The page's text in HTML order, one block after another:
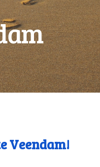
Veendam!